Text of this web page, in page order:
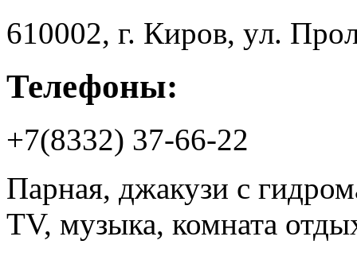
610002, г. Киров, yл.
Телефоны:
+7(8332) 37-66-22
Парная, джакузи с
TV, музыка, комната